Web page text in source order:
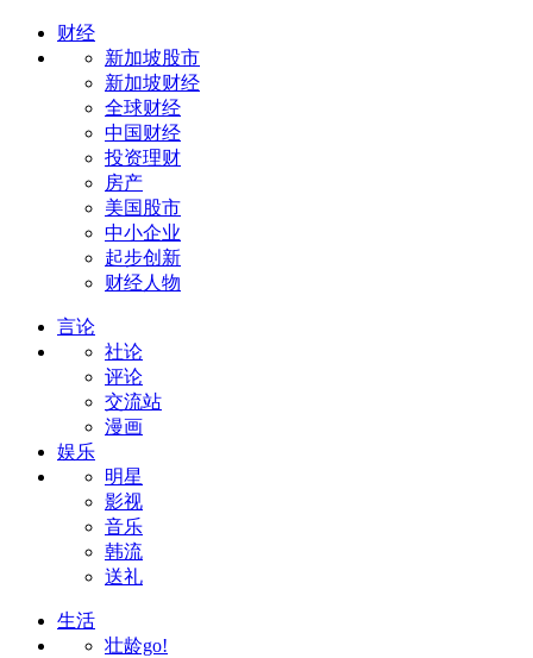
财经
新加坡股市
新加坡财经
全球财经
中国财经
投资理财
房产
美国股市
中小企业
起步创新
财经人物
言论
社论
评论
交流站
漫画
娱乐
明星
影视
音乐
韩流
送礼
生活
壮龄go!